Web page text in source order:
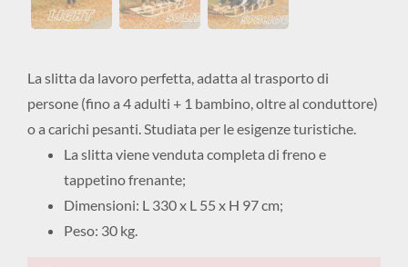
La slitta da lavoro perfetta, adatta al trasporto di
persone (fino a 4 adulti + 1 bambino, oltre al conduttore)
o a carichi pesanti. Studiata per le esigenze turistiche.
La slitta viene venduta completa di freno e
tappetino frenante;
Dimensioni: L 330 x L 55 x H 97 cm;
Peso: 30 kg.